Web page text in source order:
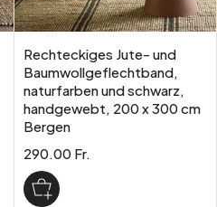
Rechteckiges Jute- und
Baumwollgeflechtband,
naturfarben und schwarz,
handgewebt, 200 x 300 cm
Bergen
290.00 Fr.